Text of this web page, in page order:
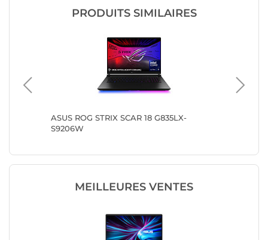
PRODUITS SIMILAIRES
ASUS ROG STRIX SCAR 18 G835LX-
S9206W
MEILLEURES VENTES